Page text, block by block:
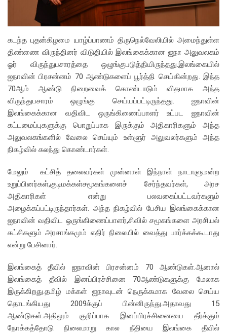
கடந்த புதன்கிழமை யாழ்ப்பாணம் திருநெல்வேலியில் அமைந்துள்ள
திண்ணை விருந்தினர் விடுதியில் இலங்கைக்கான ஐநா அலுவலகம்
ஓர் விருந்துபசாரத்தை ஒழுங்குபடுத்தியிருந்தது.இலங்கையில்
ஐநாவின் பிரசன்னம் 70 ஆண்டுகளைப் பூர்த்தி செய்கின்றது. இந்த
70ஆம் ஆண்டு நிறைவைக் கொண்டாடும் விதமாக அந்த
விருந்துபசாரம் ஒழுங்கு செய்யப்பட்டிருந்தது. ஐநாவின்
இலங்கைக்கான வதிவிட ஒருங்கிணைப்பாளர் உட்பட ஐநாவின்
கட்டமைப்புகளுக்கு பொறுப்பாக இருக்கும் அதிகாரிகளும் அந்த
அலுவலகங்களில் வேலை செய்யும் உள்ளூர் அலுவலர்களும் அந்த
நிகழ்வில் கலந்து கொண்டார்கள்.
மேலும் கட்சித் தலைவர்கள் முன்னாள் இந்நாள் நாடாளுமன்ற
உறுப்பினர்கள்,குடிமக்கள்சமூகங்களைச் சேர்ந்தவர்கள், அரச
அதிகாரிகள் என்று பலவகைப்பட்டவர்களும்
அழைக்கப்பட்டிருந்தார்கள். அந்த நிகழ்வில் பேசிய இலங்கைக்கான
ஐநாவின் வதிவிட ஒருங்கிணைப்பாளர்,சிவில் சமூகங்களை அரசியல்
கட்சிகளும் அரசாங்கமும் எதிர் நிலையில் வைத்து பார்க்கக்கூடாது
என்று பேசினார்.
இலங்கைத் தீவில் ஐநாவின் பிரசன்னம் 70 ஆண்டுகள்.ஆனால்
இலங்கைத் தீவில் இனப்பிரச்சினை 70ஆண்டுகளுக்கு மேலாக
இருக்கிறது.தமிழ் மக்கள் ஐநாவுடன் நெருக்கமாக வேலை செய்ய
தொடங்கியது 2009க்குப் பின்னிருந்து.அதாவது 15
ஆண்டுகள்.அதிலும் குறிப்பாக இனப்பிரச்சினையை தீர்க்கும்
நோக்கத்தோடு நிலைமாறு கால நீதியை இலங்கை தீவில்